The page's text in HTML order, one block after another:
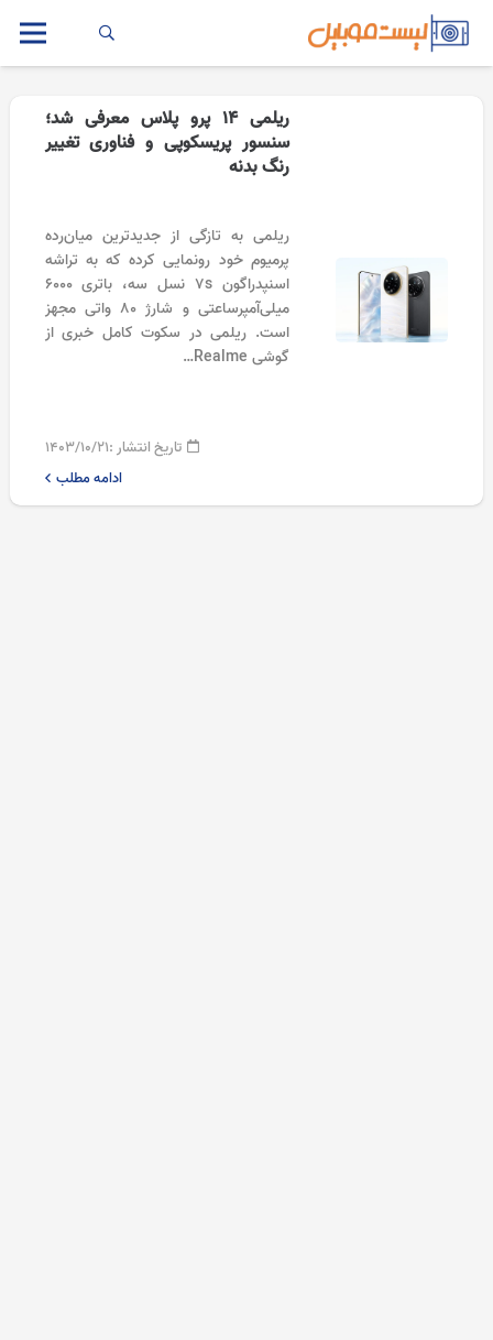
ریلمی 14 پرو پلاس معرفی شد؛
سنسور پریسکوپی و فناوری تغییر
رنگ بدنه
ریلمی به تازگی از جدیدترین میان‌رده
پرمیوم خود رونمایی کرده که به تراشه
اسنپدراگون 7s نسل سه، باتری ۶۰۰۰
میلی‌آمپرساعتی و شارژ ۸۰ واتی مجهز
است. ریلمی در سکوت کامل خبری از
گوشی Realme…
تاریخ انتشار :۱۴۰۳/۱۰/۲۱
ادامه مطلب